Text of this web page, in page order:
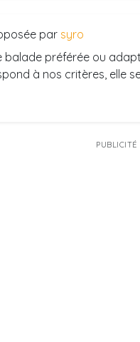
par syro
balade préférée ou
à nos critères, elle
PUBLICITÉ